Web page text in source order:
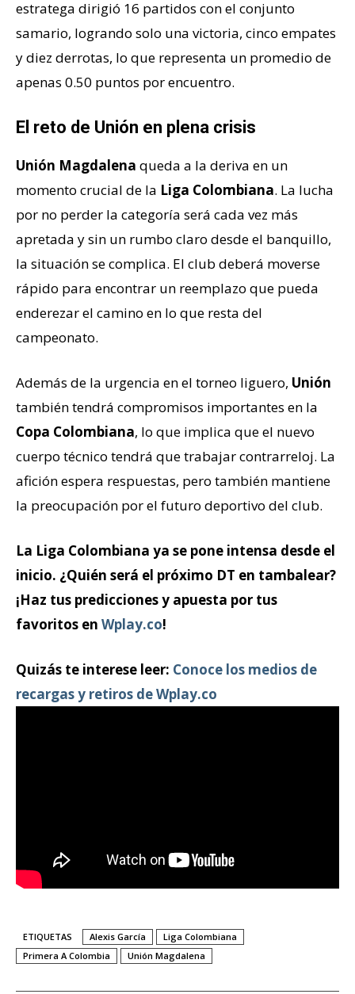
estratega dirigió 16 partidos con el conjunto
samario, logrando solo una victoria, cinco empates
y diez derrotas, lo que representa un promedio de
apenas 0.50 puntos por encuentro.
El reto de Unión en plena crisis
Unión Magdalena queda a la deriva en un
momento crucial de la Liga Colombiana. La lucha
por no perder la categoría será cada vez más
apretada y sin un rumbo claro desde el banquillo,
la situación se complica. El club deberá moverse
rápido para encontrar un reemplazo que pueda
enderezar el camino en lo que resta del
campeonato.
Además de la urgencia en el torneo liguero, Unión
también tendrá compromisos importantes en la
Copa Colombiana, lo que implica que el nuevo
cuerpo técnico tendrá que trabajar contrarreloj. La
afición espera respuestas, pero también mantiene
la preocupación por el futuro deportivo del club.
La Liga Colombiana ya se pone intensa desde el
inicio. ¿Quién será el próximo DT en tambalear?
¡Haz tus predicciones y apuesta por tus
favoritos en Wplay.co!
Quizás te interese leer: Conoce los medios de
recargas y retiros de Wplay.co
ETIQUETAS Alexis García
Liga Colombiana
Primera A Colombia
Unión Magdalena